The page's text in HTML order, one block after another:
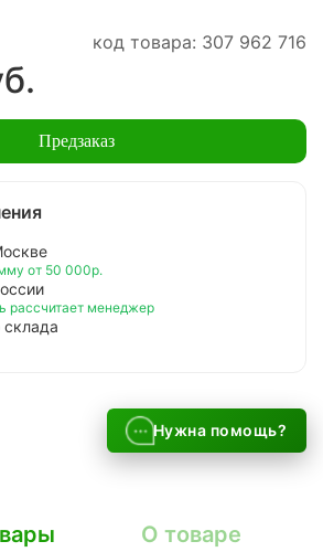
код товара: 307 962 716
Предзаказ
от 50 000р.
рассчитает менеджер
Нужна помощь?
О товаре